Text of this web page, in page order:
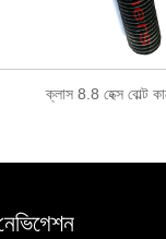
ক্লাস 8.8 হেক্স বোল্ট